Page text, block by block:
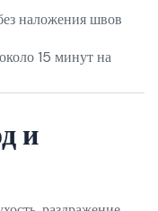
наложения швов
15 минут на
и